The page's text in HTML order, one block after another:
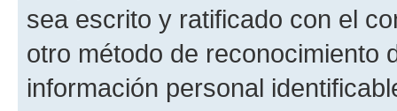
sea escrito y ratificado con el
otro método de reconocimiento
información personal